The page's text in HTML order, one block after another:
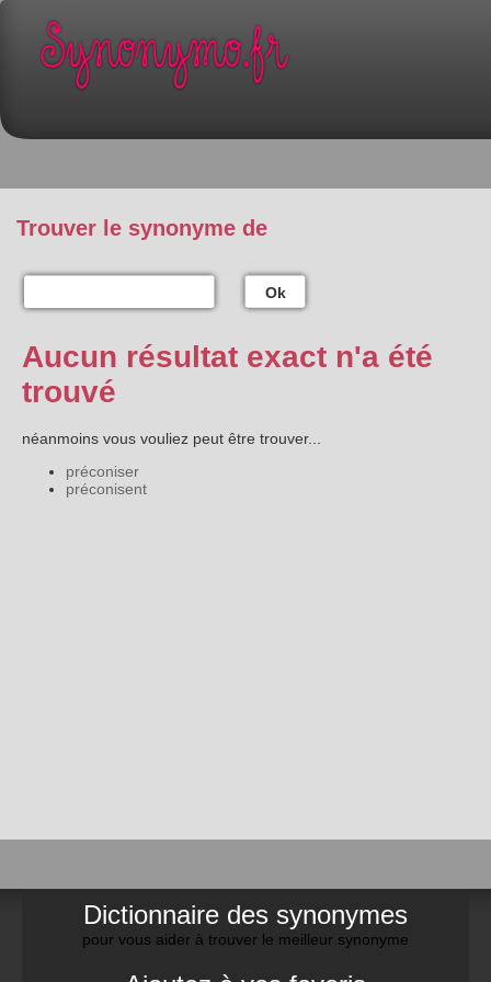
Trouver le synonyme de
Ok
Aucun résultat exact n'a été
trouvé
néanmoins vous vouliez peut être trouver...
préconiser
préconisent
Dictionnaire des synonymes
pour vous aider à trouver le meilleur synonyme